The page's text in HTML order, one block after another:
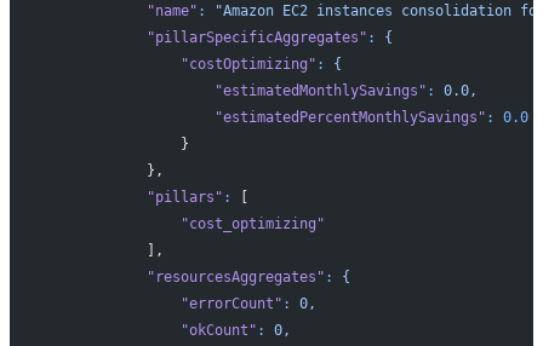
            "name"
:
"Amazon EC2 instances consolidation
            "pillarSpecificAggregates"
:
{
                "costOptimizing"
:
{
                    "estimatedMonthlySavings"
:
0.0,
                    "estimatedPercentMonthlySavings"
:
0.0
                }
            },
            "pillars"
:
[
                "cost_optimizing"
            ],
            "resourcesAggregates"
:
{
                "errorCount"
:
0,
                "okCount"
:
0,